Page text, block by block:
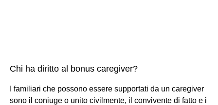
Chi ha diritto al bonus caregiver?
I familiari che possono essere supportati da un caregiver
sono il coniuge o unito civilmente, il convivente di fatto e i